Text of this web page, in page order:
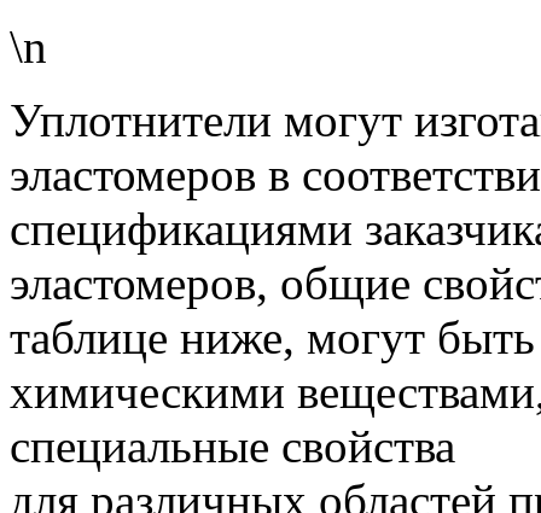
\n
Уплотнители могут
эластомеров в
спецификациями
эластомеров, общие
таблице ниже, могут
химическими
специальные свойства
для различных областей